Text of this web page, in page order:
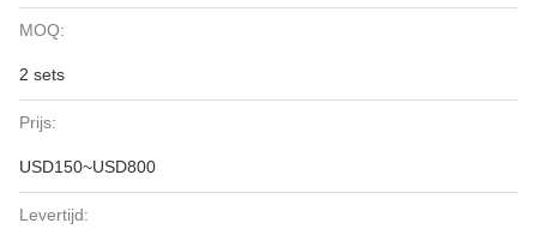
MOQ:
2 sets
Prijs:
USD150~USD800
Levertijd: